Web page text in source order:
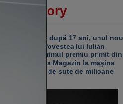
Cover story
Un pariu închis după 17 ani, unul nou
abia deschis. Povestea lui Iulian
Stanciu de la primul premiu primit din
partea Business Magazin la maşina
lui de investiţii de sute de milioane